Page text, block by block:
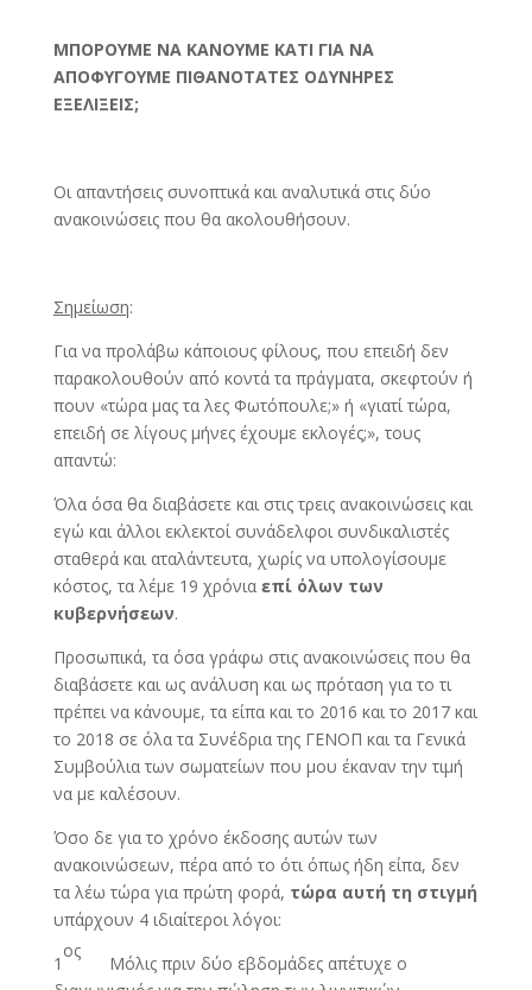
ΜΠΟΡΟΥΜΕ ΝΑ ΚΑΝΟΥΜΕ ΚΑΤΙ ΓΙΑ ΝΑ
ΑΠΟΦΥΓΟΥΜΕ ΠΙΘΑΝΟΤΑΤΕΣ ΟΔΥΝΗΡΕΣ
ΕΞΕΛΙΞΕΙΣ;
Οι απαντήσεις συνοπτικά και αναλυτικά στις δύο
ανακοινώσεις που θα ακολουθήσουν.
Σημείωση:
Για να προλάβω κάποιους φίλους, που επειδή δεν
παρακολουθούν από κοντά τα πράγματα, σκεφτούν ή
πουν «τώρα μας τα λες Φωτόπουλε;» ή «γιατί τώρα,
επειδή σε λίγους μήνες έχουμε εκλογές;», τους
απαντώ:
Όλα όσα θα διαβάσετε και στις τρεις ανακοινώσεις και
εγώ και άλλοι εκλεκτοί συνάδελφοι συνδικαλιστές
σταθερά και αταλάντευτα, χωρίς να υπολογίσουμε
κόστος, τα λέμε 19 χρόνια επί όλων των
κυβερνήσεων.
Προσωπικά, τα όσα γράφω στις ανακοινώσεις που θα
διαβάσετε και ως ανάλυση και ως πρόταση για το τι
πρέπει να κάνουμε, τα είπα και το 2016 και το 2017 και
το 2018 σε όλα τα Συνέδρια της ΓΕΝΟΠ και τα Γενικά
Συμβούλια των σωματείων που μου έκαναν την τιμή
να με καλέσουν.
Όσο δε για το χρόνο έκδοσης αυτών των
ανακοινώσεων, πέρα από το ότι όπως ήδη είπα, δεν
τα λέω τώρα για πρώτη φορά, τώρα αυτή τη στιγμή
υπάρχουν 4 ιδιαίτεροι λόγοι:
1
ος
Μόλις πριν δύο εβδομάδες απέτυχε ο